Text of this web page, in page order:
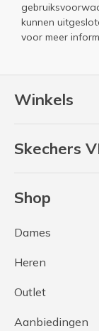
Winkels
Skechers
Shop
Dames
Heren
Outlet
Aanbiedingen
kunnen
voor meer